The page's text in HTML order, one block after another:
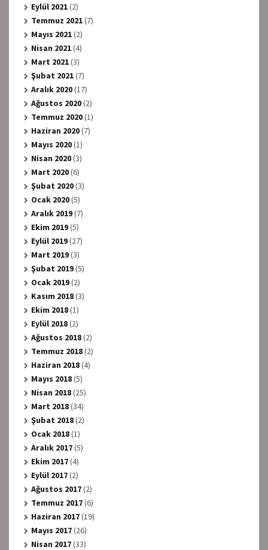
Eylül 2021(2)
Temmuz 2021(7)
Mayıs 2021(2)
Nisan 2021(4)
Mart 2021(3)
Şubat 2021(7)
Aralık 2020(17)
Ağustos 2020(2)
Temmuz 2020(1)
Haziran 2020(7)
Mayıs 2020(1)
Nisan 2020(3)
Mart 2020(6)
Şubat 2020(3)
Ocak 2020(5)
Aralık 2019(7)
Ekim 2019(5)
Eylül 2019(27)
Mart 2019(3)
Şubat 2019(5)
Ocak 2019(2)
Kasım 2018(3)
Ekim 2018(1)
Eylül 2018(2)
Ağustos 2018(2)
Temmuz 2018(2)
Haziran 2018(4)
Mayıs 2018(5)
Nisan 2018(25)
Mart 2018(34)
Şubat 2018(2)
Ocak 2018(1)
Aralık 2017(5)
Ekim 2017(4)
Eylül 2017(2)
Ağustos 2017(2)
Temmuz 2017(6)
Haziran 2017(19)
Mayıs 2017(26)
Nisan 2017(33)